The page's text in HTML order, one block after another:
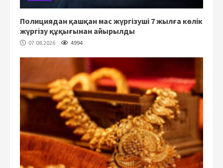
Полициядан қашқан мас жүргізуші 7 жылға көлік
жүргізу құқығынан айырылды
07.08.2026 4994